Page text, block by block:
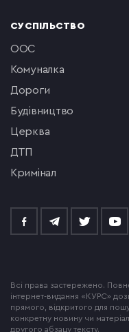
СУСПІЛЬСТВО
ООС
комуналка
Дороги
будівництво
церква
ДТП
кримінал
Всі права застережено.
інтернет-видання «КУРС»
прямого, відкритого для
конкретну новину чи
другого абзацу тексту.